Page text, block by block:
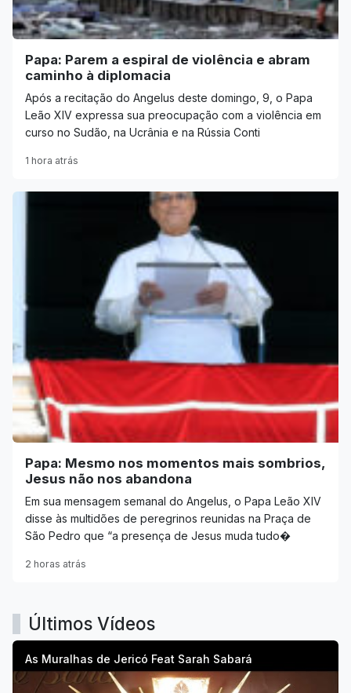
Papa: Parem a espiral de violência e abram
caminho à diplomacia
Após a recitação do Angelus deste domingo, 9, o Papa
Leão XIV expressa sua preocupação com a violência em
curso no Sudão, na Ucrânia e na Rússia Conti
1 hora atrás
Papa: Mesmo nos momentos mais sombrios,
Jesus não nos abandona
Em sua mensagem semanal do Angelus, o Papa Leão XIV
disse às multidões de peregrinos reunidas na Praça de
São Pedro que “a presença de Jesus muda tudo�
2 horas atrás
Últimos Vídeos
As Muralhas de Jericó Feat Sarah Sabará